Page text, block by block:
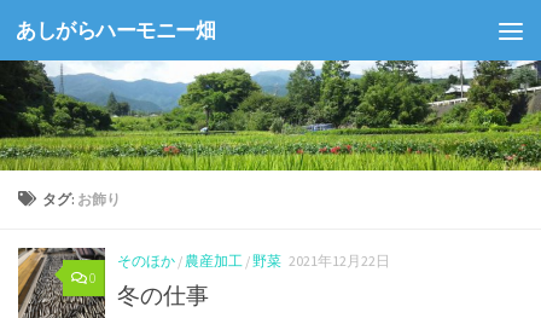
コンテンツへスキップ
あしがらハーモニー畑
タグ: お飾り
0
そのほか / 農産加工 /野菜 2021年12月22日
冬の仕事